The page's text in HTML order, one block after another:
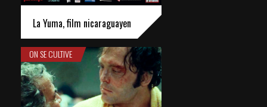
La Yuma, film nicaraguayen
ON SE CULTIVE